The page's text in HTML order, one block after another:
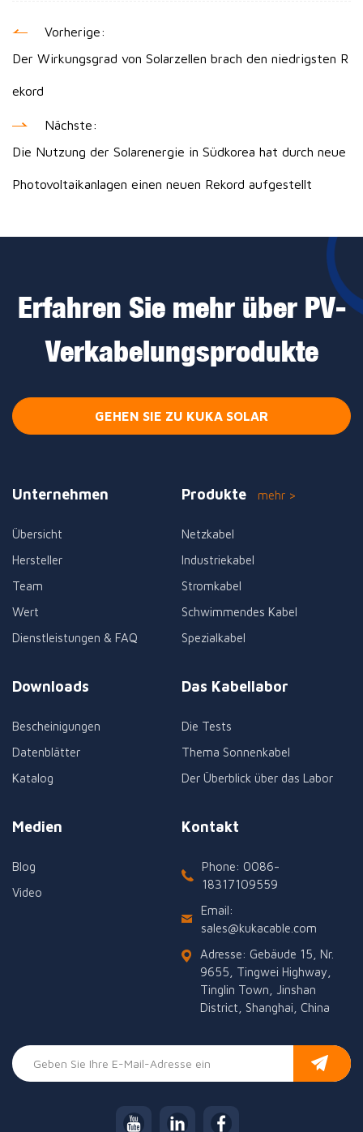
Vorherige:
Der Wirkungsgrad von Solarzellen brach den niedrigsten R
ekord
Nächste:
Die Nutzung der Solarenergie in Südkorea hat durch neue
Photovoltaikanlagen einen neuen Rekord aufgestellt
Erfahren Sie mehr über PV-
Verkabelungsprodukte
GEHEN SIE ZU KUKA SOLAR
Unternehmen
Übersicht
Hersteller
Team
Wert
Dienstleistungen & FAQ
Produkte mehr >
Netzkabel
Industriekabel
Stromkabel
Schwimmendes Kabel
Spezialkabel
Downloads
Bescheinigungen
Datenblätter
Katalog
Das Kabellabor
Die Tests
Thema Sonnenkabel
Der Überblick über das Labor
Medien
Blog
Video
Kontakt
Phone: 0086-
18317109559
Email:
sales@kukacable.com
Adresse: Gebäude 15, Nr.
9655, Tingwei Highway,
Tinglin Town, Jinshan
District, Shanghai, China